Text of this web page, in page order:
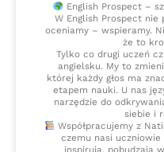
English Prospect –
W English Prospect nie
oceniamy – wspieramy.
że to
Tylko co drugi uczeń
angielsku. My to
której każdy głos ma
etapem nauki. U nas
narzędzie do
siebie i
Współpracujemy z
czemu nasi
inspirują, pobudzają